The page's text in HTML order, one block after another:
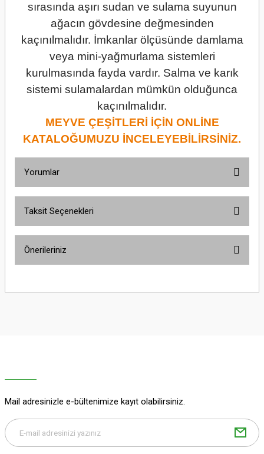
sırasında aşırı sudan ve sulama suyunun
ağacın gövdesine değmesinden
kaçınılmalıdır. İmkanlar ölçüsünde damlama
veya mini-yağmurlama sistemleri
kurulmasında fayda vardır. Salma ve karık
sistemi sulamalardan mümkün olduğunca
kaçınılmalıdır.
MEYVE ÇEŞİTLERİ İÇİN ONLİNE
KATALOĞUMUZU İNCELEYEBİLİRSİNİZ.
Yorumlar
Taksit Seçenekleri
Önerileriniz
yetersiz gördüğünüz noktaları öneri formunu kullanarak tarafımıza
Bu ürüne benzer farklı alternatifler olmalı.
Mail adresinizle e-bültenimize kayıt olabilirsiniz.